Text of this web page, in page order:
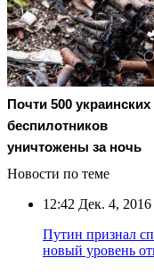
Почти 500 украинских
беспилотников
уничтожены за ночь
Новости по теме
12:42 Дек. 4, 2016
Путин признал
новый уровень